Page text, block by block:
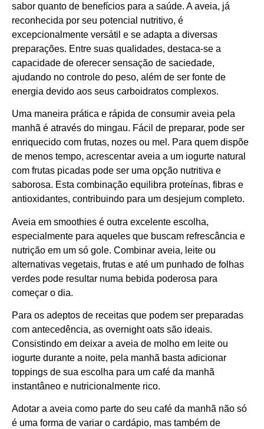
sabor quanto de benefícios para a saúde. A aveia, já
reconhecida por seu potencial nutritivo, é
excepcionalmente versátil e se adapta a diversas
preparações. Entre suas qualidades, destaca-se a
capacidade de oferecer sensação de saciedade,
ajudando no controle do peso, além de ser fonte de
energia devido aos seus carboidratos complexos.
Uma maneira prática e rápida de consumir aveia pela
manhã é através do mingau. Fácil de preparar, pode ser
enriquecido com frutas, nozes ou mel. Para quem dispõe
de menos tempo, acrescentar aveia a um iogurte natural
com frutas picadas pode ser uma opção nutritiva e
saborosa. Esta combinação equilibra proteínas, fibras e
antioxidantes, contribuindo para um desjejum completo.
Aveia em smoothies é outra excelente escolha,
especialmente para aqueles que buscam refrescância e
nutrição em um só gole. Combinar aveia, leite ou
alternativas vegetais, frutas e até um punhado de folhas
verdes pode resultar numa bebida poderosa para
começar o dia.
Para os adeptos de receitas que podem ser preparadas
com antecedência, as overnight oats são ideais.
Consistindo em deixar a aveia de molho em leite ou
iogurte durante a noite, pela manhã basta adicionar
toppings de sua escolha para um café da manhã
instantâneo e nutricionalmente rico.
Adotar a aveia como parte do seu café da manhã não só
é uma forma de variar o cardápio, mas também de